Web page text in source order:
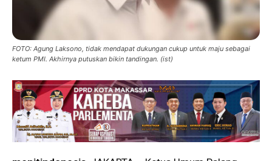
FOTO: Agung Laksono, tidak mendapat dukungan cukup untuk maju sebagai
ketum PMI. Akhirnya putuskan bikin tandingan. (ist)